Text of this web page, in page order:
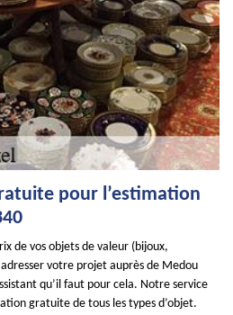
pour l’estimation
de vos objets de valeur (bijoux,
votre projet auprès de Medou
qu’il faut pour cela. Notre service
gratuite de tous les types d’objet.